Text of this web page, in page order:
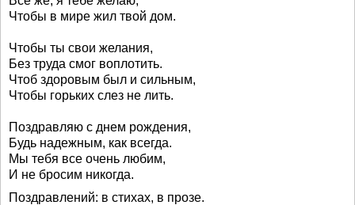
Чтобы в мире жил твой дом.
Чтобы ты свои желания,
Без труда смог воплотить.
Чтоб здоровым был и сильным,
Чтобы горьких слез не лить.
Поздравляю с днем рождения,
Будь надежным, как всегда.
Мы тебя все очень любим,
И не бросим никогда.
Поздравлений: в стихах, в прозе.